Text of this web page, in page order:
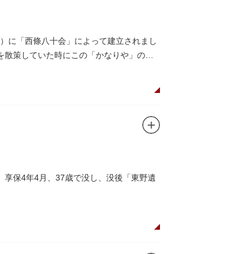
に「西條八十会」によって建立されまし
策していた時にこの「かなりや」の唄
保4年4月、37歳で没し、没後「東野遺